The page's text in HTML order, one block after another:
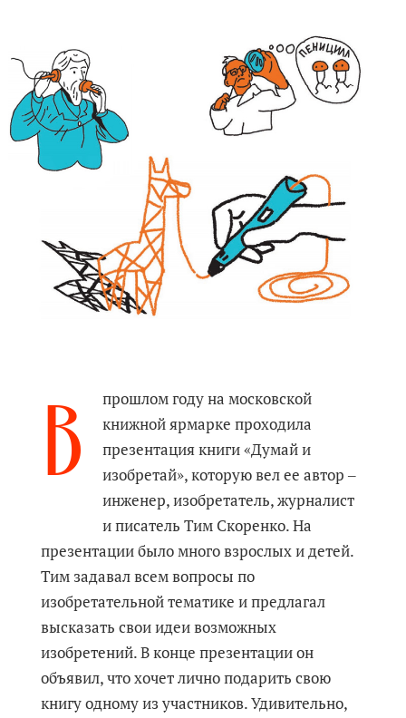
В
прошлом году на московской
книжной ярмарке проходила
презентация книги «Думай и
изобретай», которую вел ее автор ‒
инженер, изобретатель, журналист
и писатель Тим Скоренко. На
презентации было много взрослых и детей.
Тим задавал всем вопросы по
изобретательной тематике и предлагал
высказать свои идеи возможных
изобретений. В конце презентации он
объявил, что хочет лично подарить свою
книгу одному из участников. Удивительно,